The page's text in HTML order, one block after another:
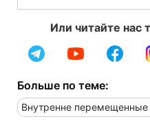
Или читайте нас
Больше по теме:
Внутренне перемещенные